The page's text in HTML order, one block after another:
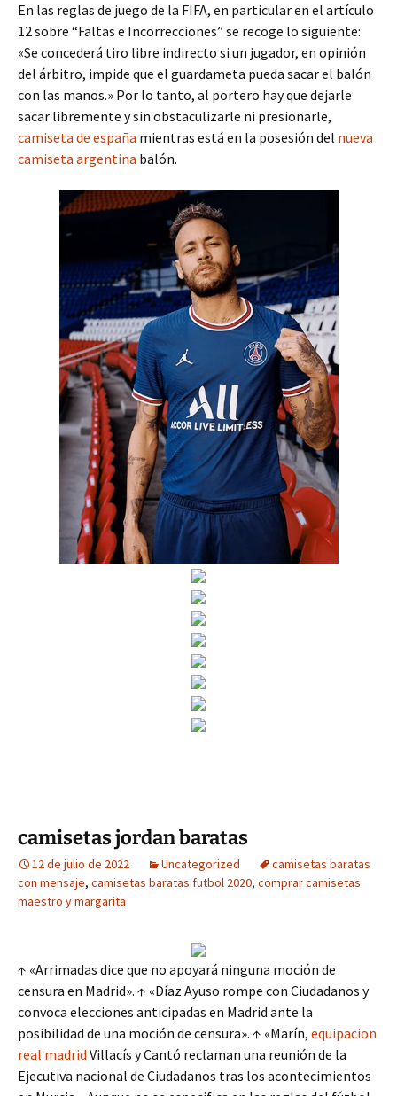
En las reglas de juego de la FIFA, en particular en el artículo
12 sobre “Faltas e Incorrecciones” se recoge lo siguiente:
«Se concederá tiro libre indirecto si un jugador, en opinión
del árbitro, impide que el guardameta pueda sacar el balón
con las manos.» Por lo tanto, al portero hay que dejarle
sacar libremente y sin obstaculizarle ni presionarle,
camiseta de españa mientras está en la posesión del nueva
camiseta argentina balón.
camisetas jordan baratas
12 de julio de 2022 Uncategorized
camisetas baratas
con mensaje, camisetas baratas futbol 2020, comprar camisetas
maestro y margarita
↑ «Arrimadas dice que no apoyará ninguna moción de
censura en Madrid». ↑ «Díaz Ayuso rompe con Ciudadanos y
convoca elecciones anticipadas en Madrid ante la
posibilidad de una moción de censura». ↑ «Marín, equipacion
real madrid Villacís y Cantó reclaman una reunión de la
Ejecutiva nacional de Ciudadanos tras los acontecimientos